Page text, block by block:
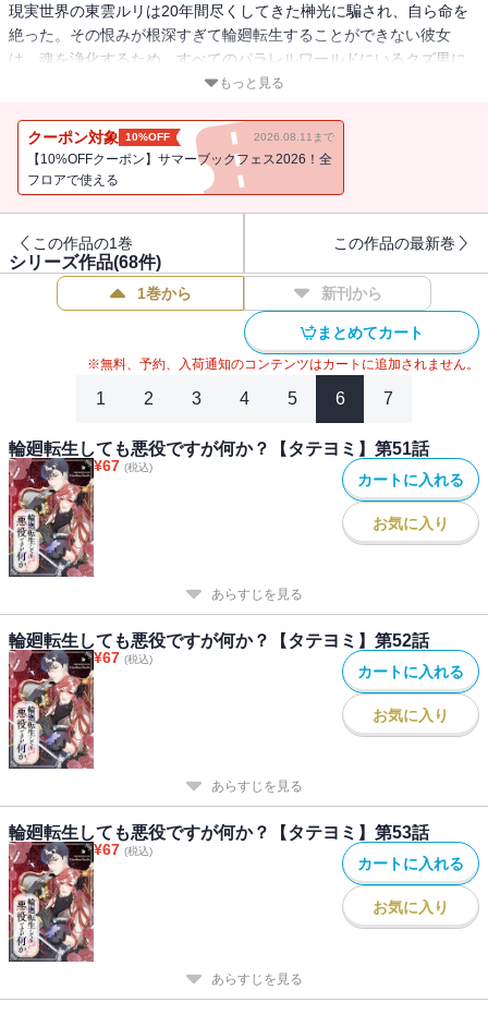
現実世界の東雲ルリは20年間尽くしてきた榊光に騙され、自ら命を
絶った。その恨みが根深すぎて輪廻転生することができない彼女
は、魂を浄化するため、すべてのパラレルワールドにいるクズ男に
復讐していく。しかし思わぬ事態が発生…！？
もっと見る
クーポン対象 10%OFF 2026.08.11まで
【10%OFFクーポン】サマーブックフェス2026！全
フロアで使える
この作品の1巻 この作品の最新巻
シリーズ作品(68件)
1巻から 新刊から
まとめてカート
※無料、予約、入荷通知のコンテンツはカートに追加されません。
1 2 3 4 5 6 7
輪廻転生しても悪役ですが何か？【タテヨミ】第51話
¥67 (税込)
カートに入れる
お気に入り
あらすじを見る
輪廻転生しても悪役ですが何か？【タテヨミ】第52話
¥67 (税込)
カートに入れる
お気に入り
あらすじを見る
輪廻転生しても悪役ですが何か？【タテヨミ】第53話
¥67 (税込)
カートに入れる
お気に入り
あらすじを見る